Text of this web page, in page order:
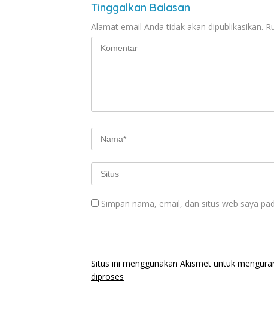
Tinggalkan Balasan
Alamat email Anda tidak akan dipublikasikan.
Simpan nama, email, dan situs web saya
Situs ini menggunakan Akismet untuk
diproses